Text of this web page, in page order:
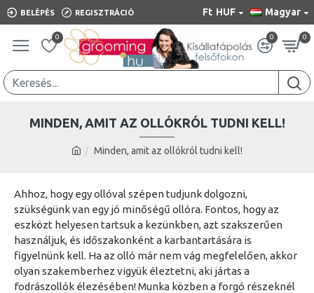
BELÉPÉS REGISZTRÁCIÓ Ft HUF Magyar
0 0 0
Minden, amit az ollókról tudni kell!
MINDEN, AMIT AZ OLLÓKRÓL TUDNI KELL!
Ahhoz, hogy egy ollóval szépen tudjunk dolgozni,
szükségünk van egy jó minőségű ollóra. Fontos, hogy az
eszközt helyesen tartsuk a kezünkben, azt szakszerűen
használjuk, és időszakonként a karbantartására is
figyelnünk kell. Ha az olló már nem vág megfelelően, akkor
olyan szakemberhez vigyük éleztetni, aki jártas a
fodrászollók élezésében! Munka közben a forgó részeknél